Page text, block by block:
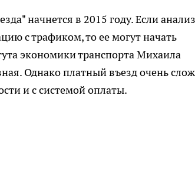
начнется в 2015 году. Если анализ
с трафиком, то ее могут начать
экономики транспорта Михаила
Однако платный въезд очень
и с системой оплаты.